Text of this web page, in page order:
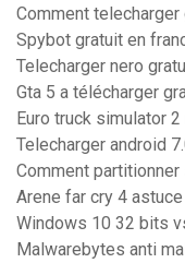
Comment
Spybot gratuit en
Telecharger nero
Gta 5 a télécharger
Euro truck simulator
Telecharger android
Comment
Arene far cry 4 astuce
Windows 10 32 bits
Malwarebytes anti